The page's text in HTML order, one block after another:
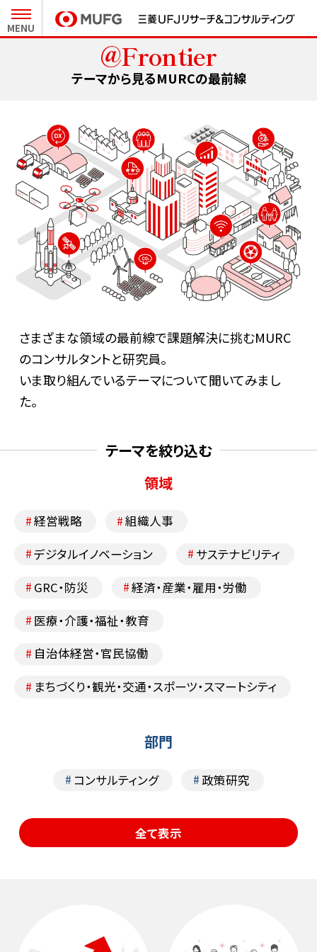
MENU
27卒新卒採用 MY PAGE
会社と事業
MURCについて
キーワードで知るMURC
テーマから見る最前線
人とキャリア
職種と仕事
社員インタビュー
キャリア形成
未来をつくるプロジェクト
水素の社会実装プロジェクト
クロストーク
若手同期座談会
働く環境 募集・イベント情
よくある質問
インターンシップ情報
開催概要・レポート
キーワードで知るMURC
@Frontier
テーマから見るMURCの最前線
さまざまな領域の最前線で課題解決に挑むMURC
のコンサルタントと研究員。
いま取り組んでいるテーマについて聞いてみまし
た。
テーマを絞り込む
領域
経営戦略
組織人事
デジタルイノベーション
サステナビリティ
GRC・防災
経済・産業・雇用・労働
医療・介護・福祉・教育
自治体経営・官民協働
まちづくり・観光・交通・スポーツ・スマートシティ
部門
コンサルティング 政策研究
全て表示